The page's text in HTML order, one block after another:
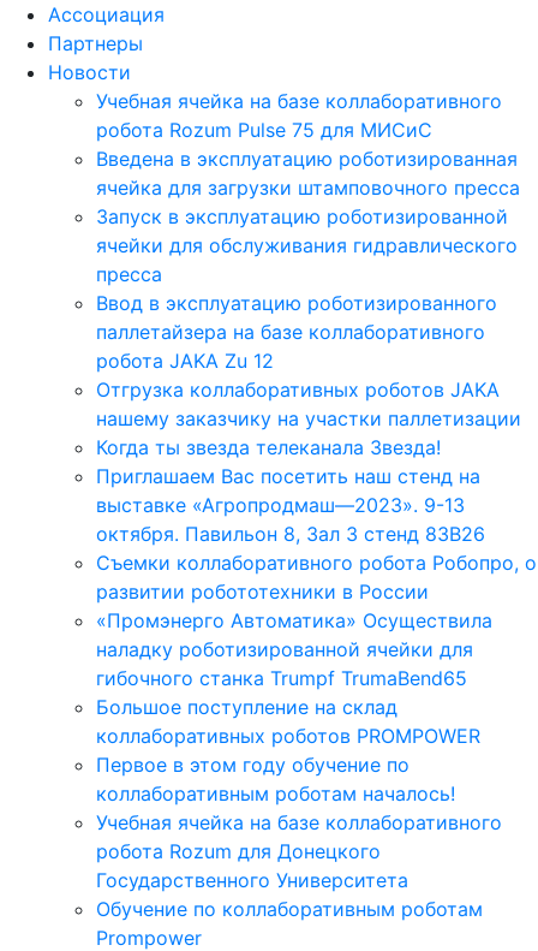
Ассоциация
Партнеры
Новости
Учебная ячейка на базе коллаборативного
робота Rozum Pulse 75 для МИСиС
Введена в эксплуатацию роботизированная
ячейка для загрузки штамповочного пресса
Запуск в эксплуатацию роботизированной
ячейки для обслуживания гидравлического
пресса
Ввод в эксплуатацию роботизированного
паллетайзера на базе коллаборативного
робота JAKA Zu 12
Отгрузка коллаборативных роботов JAKA
нашему заказчику на участки паллетизации
Когда ты звезда телеканала Звезда!
Приглашаем Вас посетить наш стенд на
выставке «Агропродмаш—2023». 9-13
октября. Павильон 8, Зал 3 стенд 83B26
Съемки коллаборативного робота Робопро, о
развитии робототехники в России
«Промэнерго Автоматика» Осуществила
наладку роботизированной ячейки для
гибочного станка Trumpf TrumaBend65
Большое поступление на склад
коллаборативных роботов PROMPOWER
Первое в этом году обучение по
коллаборативным роботам началось!
Учебная ячейка на базе коллаборативного
робота Rozum для Донецкого
Государственного Университета
Обучение по коллаборативным роботам
Prompower